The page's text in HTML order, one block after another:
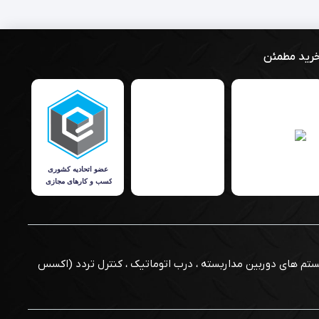
مطمئن
است که از سال 1389 مشغول به تولید, طراحی و توزیع سیستم های دوربین مداربسته ، درب اتوماتیک ، کنترل تردد (اکسس